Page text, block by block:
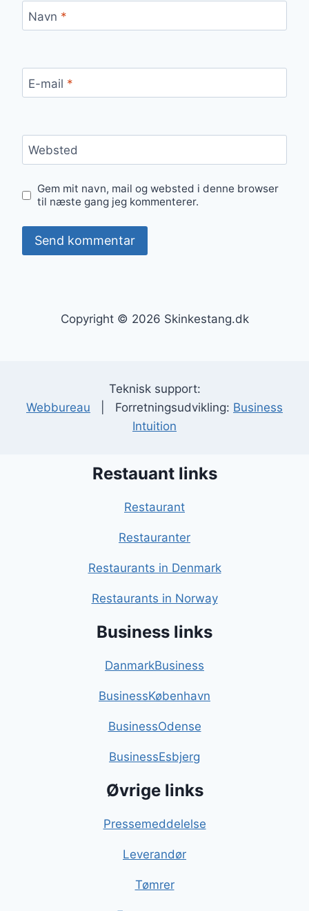
Navn *
E-mail *
Websted
Gem mit navn, mail og websted i denne browser
til næste gang jeg kommenterer.
Copyright © 2026 Skinkestang.dk
Teknisk support:
Webbureau | Forretningsudvikling: Business
Intuition
Restauant links
Restaurant
Restauranter
Restaurants in Denmark
Restaurants in Norway
Business links
DanmarkBusiness
BusinessKøbenhavn
BusinessOdense
BusinessEsbjerg
Øvrige links
Pressemeddelelse
Leverandør
Tømrer